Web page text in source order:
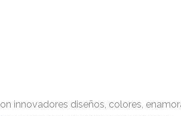
innovadores diseños, colores,